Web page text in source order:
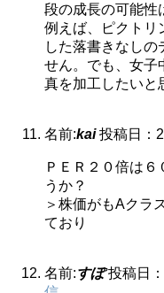
段の成長の可能性
例えば、ピクトリ
した落書きなしの
せん。でも、女子
真を加工したいと
名前:kai 投稿日：
ＰＥＲ２０倍は６
うか？
＞株価がもAクラ
ており
名前:すぽ 投稿日